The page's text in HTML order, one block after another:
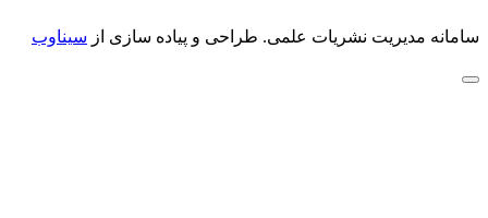
سامانه مدیریت نشریات علمی. طراحی و پیاده سازی از سیناوب